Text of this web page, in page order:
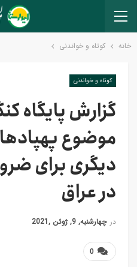
خانه کوتاه و خواندنی
کوتاه و خواندنی
گزارش پایگاه
موضوع
دیگری برای
در عراق
در چهارشنبه, 9, ژوئن ,2021
0